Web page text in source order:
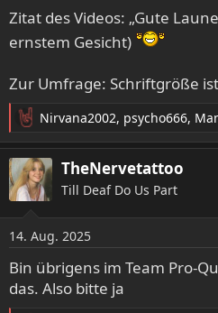
- YouTube
Auf YouTube findest du die
hochladen und mit
Welt teilen.
www.youtube.com
Zitat des Videos: „Gute
ernstem Gesicht)
Zur Umfrage: Schriftgröße
R
e
a
k
t
n
e
n
:
Nirvana2002, psycho666,
TheNervetattoo
Till Deaf Do Us Part
14. Aug. 2025
Bin übrigens im Team Pro-
das. Also bitte ja